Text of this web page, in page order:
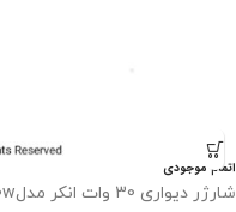
اتمام موجودی
شارژر دیواری 30 وات انکر مدلAnker 511 Nano III 30w – مدل A2147